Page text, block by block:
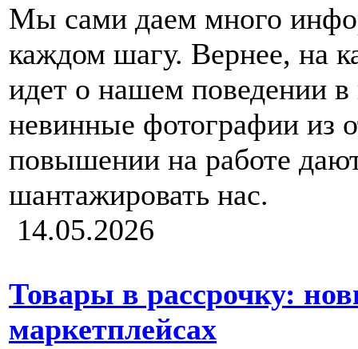
Мы сами даем много
каждом шагу. Вернее, на
идет о нашем поведении в
невинные фотографии из
повышении на работе
шантажировать нас.
14.05.2026
Товары в рассрочку:
маркетплейсах